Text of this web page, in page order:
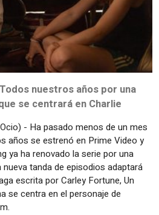
nuestros años por una
se centrará en Charlie
- Ha pasado menos de un mes
años se estrenó en Prime Video y
ya ha renovado la serie por una
tanda de episodios adaptará
escrita por Carley Fortune, Un
se centra en el personaje de